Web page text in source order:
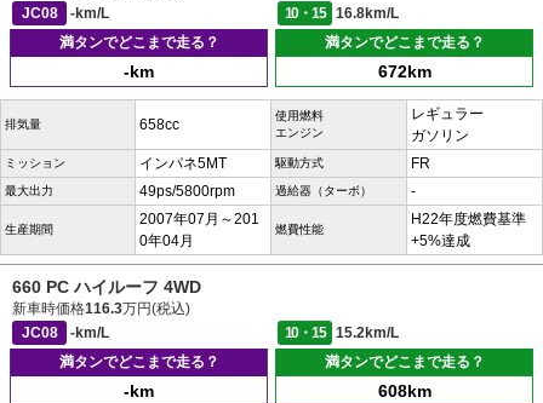
JC08
-km/L 10・15
16.8km/L
満タンでどこまで走る？
-km
満タンでどこまで走る？
672km
排気量 658cc
使用燃料
エンジン
レギュラー
ガソリン
ミッション インパネ5MT 駆動方式 FR
最大出力 49ps/5800rpm 過給器（ターボ） -
生産期間
2007年07月～201
0年04月
燃費性能
H22年度燃費基準
+5%達成
660 PC ハイルーフ 4WD
新車時価格116.3万円(税込)
JC08
-km/L 10・15
15.2km/L
満タンでどこまで走る？
-km
満タンでどこまで走る？
608km